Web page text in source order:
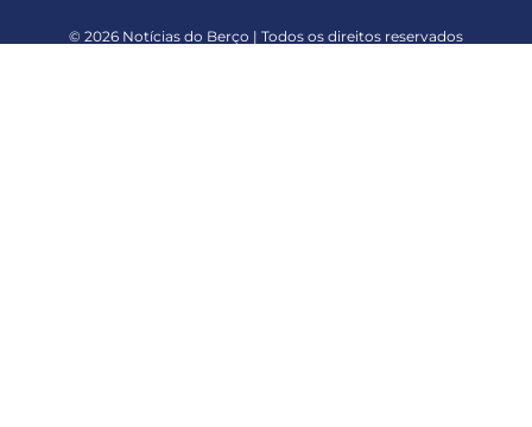
© 2026 Notícias do Berço | Todos os direitos reservados